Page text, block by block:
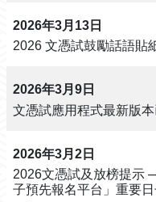
2026年3月13日
2026 文憑試鼓勵話語貼
2026年3月9日
文憑試應用程式最新版
2026年3月2日
2026文憑試及放榜提示
子預先報名平台」重要日